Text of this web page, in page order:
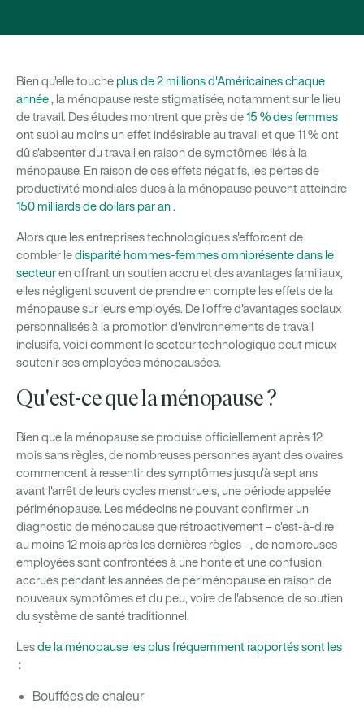
Bien qu'elle toucheplus de 2 millions d'Américaines chaque
année, la ménopause reste stigmatisée, notamment sur le lieu
de travail. Des études montrent que près de15 % des femmes
ont subi au moins un effet indésirable au travail et que 11 % ont
dû s'absenter du travail en raison de symptômes liés à la
ménopause. En raison de ces effets négatifs, les pertes de
productivité mondiales dues à la ménopause peuvent atteindre
150 milliards de dollars par an.
Alors que les entreprises technologiques s'efforcent de
combler ledisparité hommes-femmes omniprésente dans le
secteuren offrant un soutien accru et des avantages familiaux,
elles négligent souvent de prendre en compte les effets de la
ménopause sur leurs employés. De l'offre d'avantages sociaux
personnalisés à la promotion d'environnements de travail
inclusifs, voici comment le secteur technologique peut mieux
soutenir ses employées ménopausées.
Qu'est-ce que la ménopause ?
Bien que la ménopause se produise officiellement après 12
mois sans règles, de nombreuses personnes ayant des ovaires
commencent à ressentir des symptômes jusqu'à sept ans
avant l'arrêt de leurs cycles menstruels, une période appelée
périménopause. Les médecins ne pouvant confirmer un
diagnostic de ménopause que rétroactivement – c'est-à-dire
au moins 12 mois après les dernières règles –, de nombreuses
employées sont confrontées à une honte et une confusion
accrues pendant les années de périménopause en raison de
nouveaux symptômes et du peu, voire de l'absence, de soutien
du système de santé traditionnel.
Lesde la ménopause les plus fréquemment rapportés sont les
:
Bouffées de chaleur